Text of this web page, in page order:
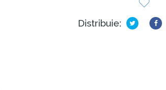
Distribuie: